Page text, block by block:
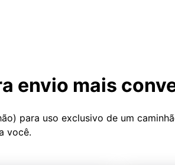
envio mais
para uso exclusivo de um
você.